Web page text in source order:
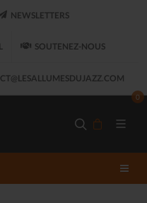
NEWSLETTERS
SOUTENEZ-NOUS
0